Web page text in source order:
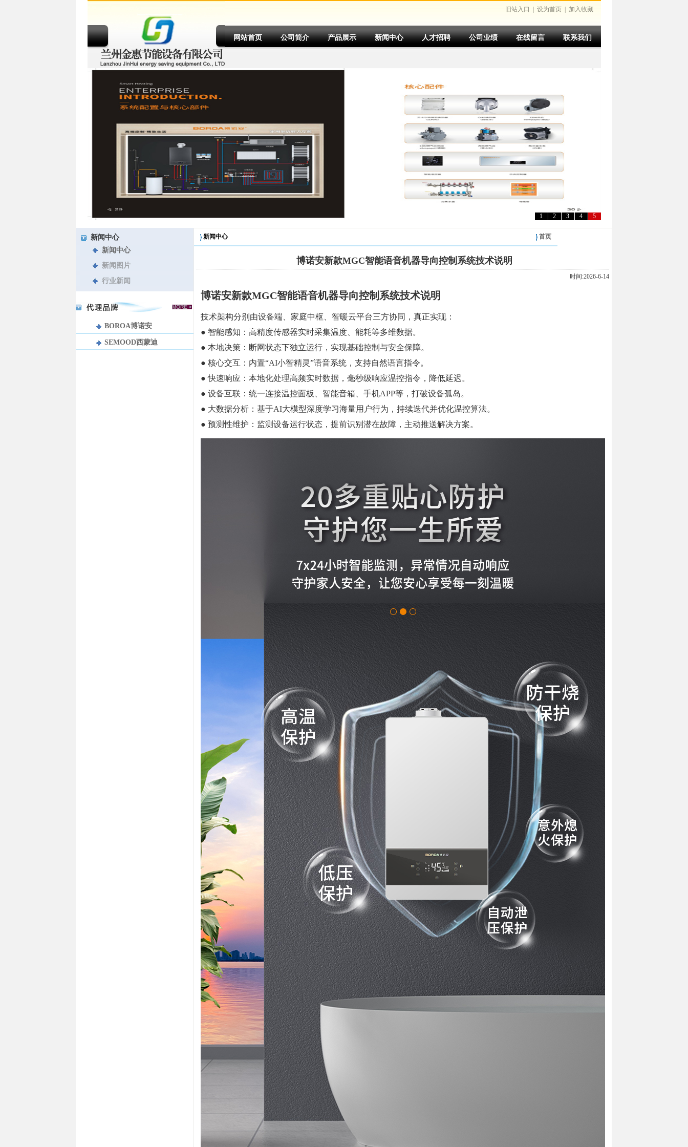
旧站入口 设为首页| 加入收藏
网站首页 公司简介 产品展示 新闻中心 人才招聘 公司业绩 在线留言 联系我们
1 2 3 4 5
新闻中心
新闻中心
新闻图片
行业新闻
BOROA博诺安
SEMOOD西蒙迪
新闻中心 首页
博诺安新款MGC智能语音机器导向控制系统技术说明
时间:2026-6-14
博诺安新款MGC智能语音机器导向控制系统技术说明
技术架构分别由设备端、家庭中枢、智暖云平台三方协同，真正实现：
● 智能感知：高精度传感器实时采集温度、能耗等多维数据。
● 本地决策：断网状态下独立运行，实现基础控制与安全保障。
● 核心交互：内置“AI小智精灵”语音系统，支持自然语言指令。
● 快速响应：本地化处理高频实时数据，毫秒级响应温控指令，降低延迟。
● 设备互联：统一连接温控面板、智能音箱、手机APP等，打破设备孤岛。
● 大数据分析：基于AI大模型深度学习海量用户行为，持续迭代并优化温控算法。
● 预测性维护：监测设备运行状态，提前识别潜在故障，主动推送解决方案。